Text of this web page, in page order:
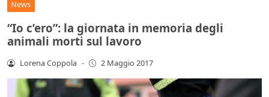
News
“Io c’ero”: la giornata in memoria degli
animali morti sul lavoro
Lorena Coppola - 2 Maggio 2017